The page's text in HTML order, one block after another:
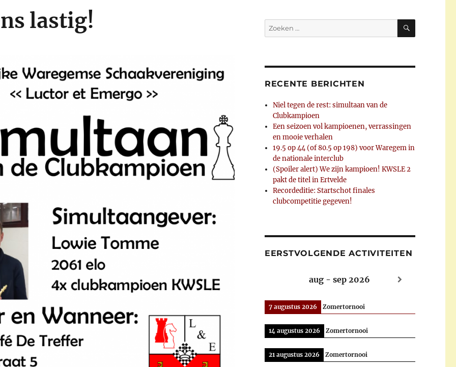
lastig!
Zoeken
naar:
ZOEKEN
RECENTE BERICHTEN
Niel tegen de rest: simultaan van de
Clubkampioen
Een seizoen vol kampioenen, verrassingen
en mooie verhalen
19.5 op 44 (of 80.5 op 198) voor Waregem in
de nationale interclub
(Spoiler alert) We zijn kampioen! KWSLE 2
pakt de titel in Ertvelde
Recordeditie: Startschot finales
clubcompetitie gegeven!
EERSTVOLGENDE ACTIVITEITEN
aug - sep 2026
7 augustus 2026 Zomertornooi
14 augustus 2026 Zomertornooi
21 augustus 2026 Zomertornooi